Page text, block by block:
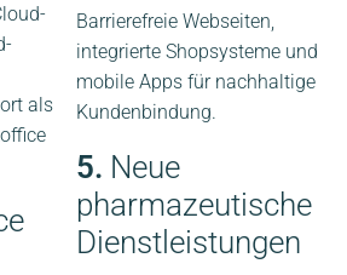
als
Barrierefreie Webseiten,
integrierte Shopsysteme und
mobile Apps für nachhaltige
Kundenbindung.
5. Neue
pharmazeutische
Dienstleistungen